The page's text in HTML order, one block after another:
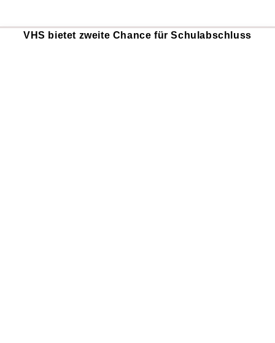
VHS bietet zweite Chance für Schulabschluss